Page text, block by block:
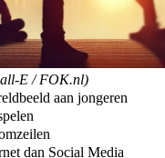
E / FOK.nl)
aan jongeren
dan Social Media